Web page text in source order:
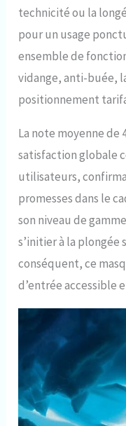
technicité ou la
pour un usage
ensemble de
vidange, anti-buée,
positionnement
La note moyenne de
satisfaction globale
utilisateurs,
promesses dans le
son niveau de
s’initier à la plongée
conséquent, ce
d’entrée accessible